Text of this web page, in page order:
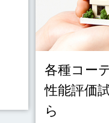
各種コー
性能評価
ら